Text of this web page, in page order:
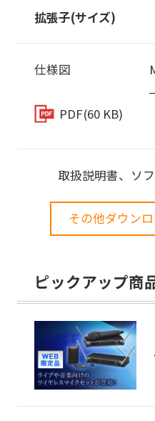
拡張子(サイズ)
仕様図
PDF(60 KB)
取扱説明書、ソ
その他ダウン
ピックアップ商